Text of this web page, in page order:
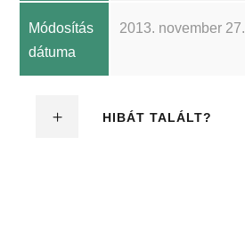
Módosítás
dátuma
2013. november 27.
HIBÁT TALÁLT?